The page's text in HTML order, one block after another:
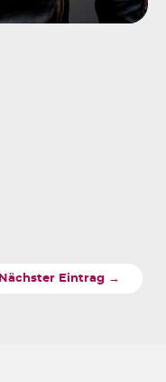
Nächster Eintrag →